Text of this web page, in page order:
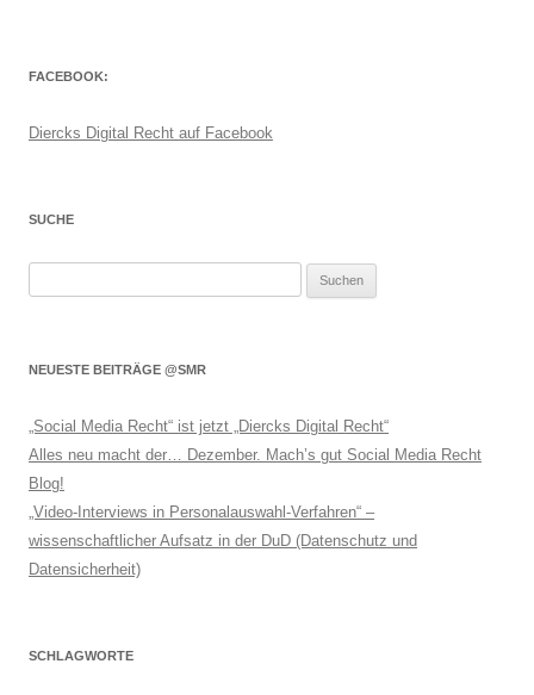
FACEBOOK:
Diercks Digital Recht auf Facebook
SUCHE
NEUESTE BEITRÄGE @SMR
„Social Media Recht“ ist jetzt „Diercks Digital Recht“
Alles neu macht der… Dezember. Mach’s gut Social Media Recht
Blog!
„Video-Interviews in Personalauswahl-Verfahren“ –
wissenschaftlicher Aufsatz in der DuD (Datenschutz und
Datensicherheit)
SCHLAGWORTE